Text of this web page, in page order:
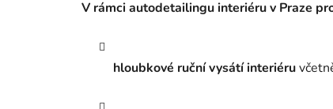
V rámci autodetailingu interiéru v Praze
hloubkové ruční vysátí interiéru